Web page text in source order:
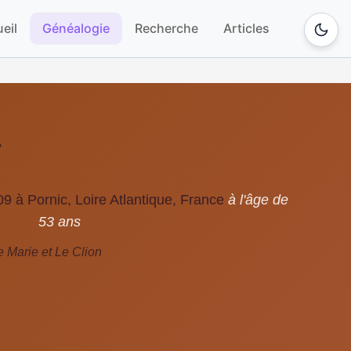
Généalogie Recherche Articles
à Pornic, Loire Atlantique, France à l'âge de
53 ans
Marie et Le Clion